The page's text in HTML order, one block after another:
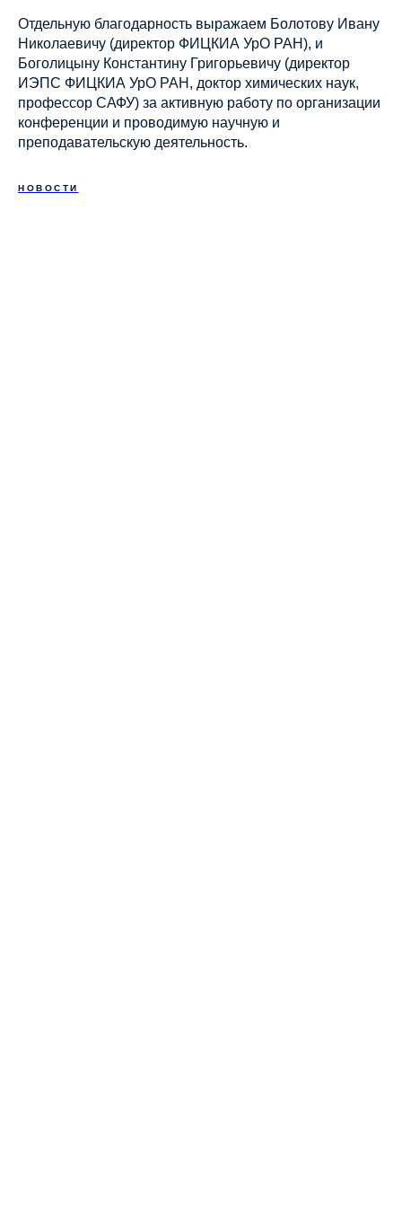
Отдельную благодарность выражаем Болотову Ивану
Николаевичу (директор ФИЦКИА УрО РАН), и
Боголицыну Константину Григорьевичу (директор
ИЭПС ФИЦКИА УрО РАН, доктор химических наук,
профессор САФУ) за активную работу по организации
конференции и проводимую научную и
преподавательскую деятельность.
НОВОСТИ